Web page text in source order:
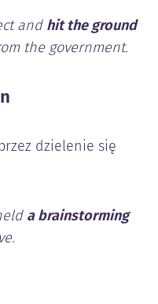
and hit the ground
the government.
dzielenie się
a brainstorming